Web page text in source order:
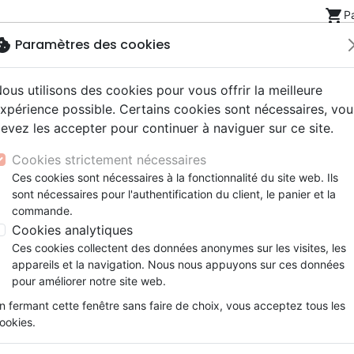
shopping_cart
NouveautésBibles
Segond 21
Segond
NEG
Livres
Famille, couple
Souffrance, Relation d'aide
Santé
eBooks
Couple
Méditations
Souffrance, Relation d'aide
Psychologie
Jeunesse
ans
Bibles jeunesse
Latino, Folk
Soul
Instrumental
Louange, Adoration
Hardrock, Métal
conférences
Documentaires, reportages
Accessoires de Bible
Papeterie
- Saisons 1 et 2 [coffret 6 DVD]
The Chosen
Auteur :Dallas Jenkins
RéférenceSAJE7464 EAN3700000274643
Description
Les 2 premières saisons de la
de 6 DVD
Paramètres des cookies
utilisons des cookies pour vous offrir la meilleure
possible. Certains cookies sont nécessaires,
les accepter pour continuer à naviguer sur ce site.
Cookies strictement nécessaires
Ces cookies sont nécessaires à la fonctionnalité du site web. Ils
sont nécessaires pour l'authentification du client, le panier et la
commande.
Cookies analytiques
Ces cookies collectent des données anonymes sur les visites, les
appareils et la navigation. Nous nous appuyons sur ces données
pour améliorer notre site web.
fermant cette fenêtre sans faire de choix, vous acceptez tous les